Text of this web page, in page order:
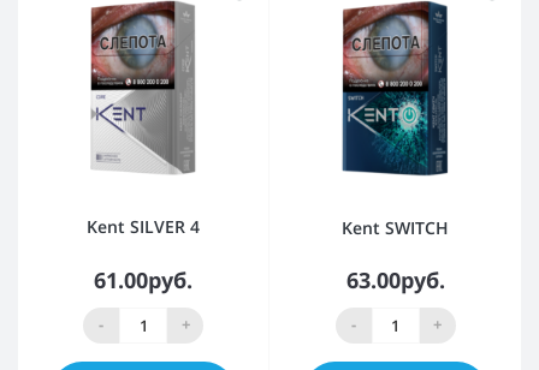
Kent SILVER 4
61.00руб.
- +
Kent SWITCH
63.00руб.
- +